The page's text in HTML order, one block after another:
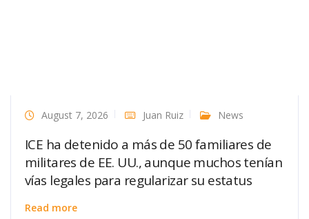
August 7, 2026 Juan Ruiz News
ICE ha detenido a más de 50 familiares de
militares de EE. UU., aunque muchos tenían
vías legales para regularizar su estatus
Read more